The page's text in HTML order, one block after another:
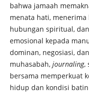
bahwa jamaah
menata hati,
hubungan spiritual,
emosional kepada
dominan, negosiasi,
muhasabah, journaling,
bersama memperkuat
hidup dan kondisi